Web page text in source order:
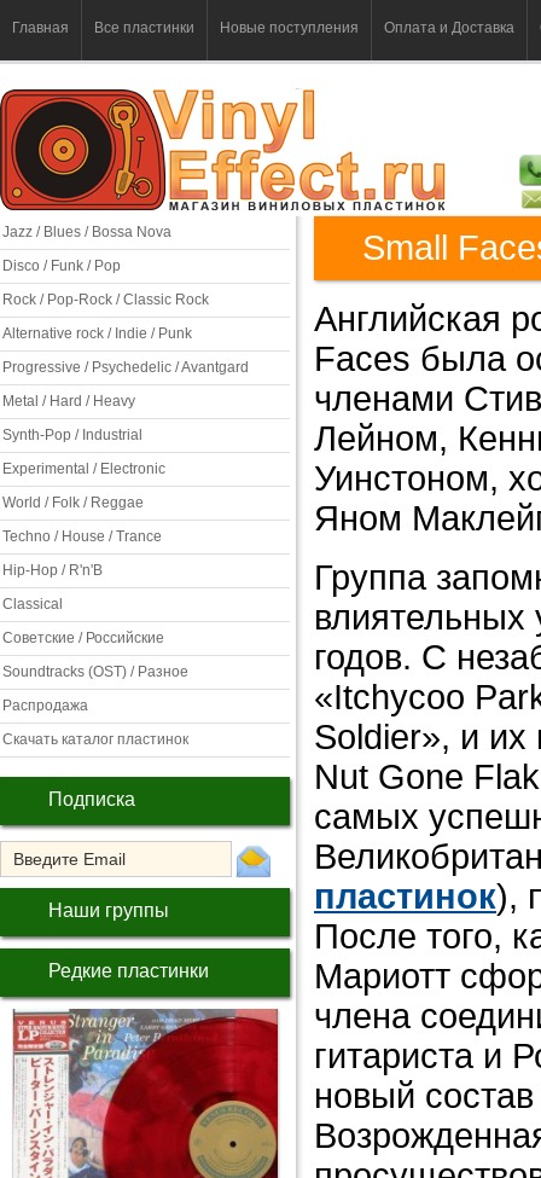
Главная Все пластинки Новые поступления Оплата и Доставка
Jazz / Blues / Bossa Nova
Disco / Funk / Pop
Rock / Pop-Rock / Classic Rock
Alternative rock / Indie / Punk
Progressive / Psychedelic / Avantgard
Metal / Hard / Heavy
Synth-Pop / Industrial
Experimental / Electronic
World / Folk / Reggae
Techno / House / Trance
Hip-Hop / R'n'B
Classical
Советские / Российские
Soundtracks (OST) / Разное
Распродажа
Скачать каталог пластинок
Подписка
Наши группы
Редкие пластинки
Small
Английская
Faces была
членами
Лейном,
Уинстоном,
Яном
Группа
влиятельных
годов. С
«Itchycoo
Soldier», и
Nut Gone
самых
пластинок),
После того,
Мариотт
члена
гитариста и
новый